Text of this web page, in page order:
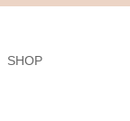
SHOP